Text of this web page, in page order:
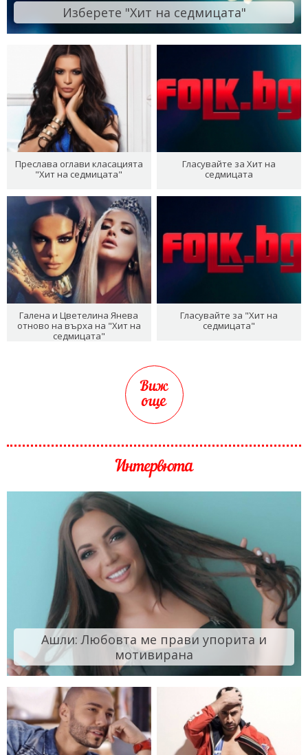
Изберете "Хит на седмицата"
Преслава оглави класацията
"Хит на седмицата"
Гласувайте за Хит на
седмицата
Галена и Цветелина Янева
отново на върха на "Хит на
седмицата"
Гласувайте за "Хит на
седмицата"
Виж
още
Интервюта
Ашли: Любовта ме прави упорита и
мотивирана